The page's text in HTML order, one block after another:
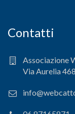
Contatti
Associazione
Via Aurelia